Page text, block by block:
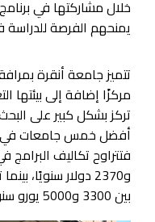
يمنحهم الفرصة
مركزًا إضافة إلى بيئتها
تركز بشكل كبير على
أفضل خمس جامعات في
و2370 دولار
بين 3300 و5000 يورو سنويًا.